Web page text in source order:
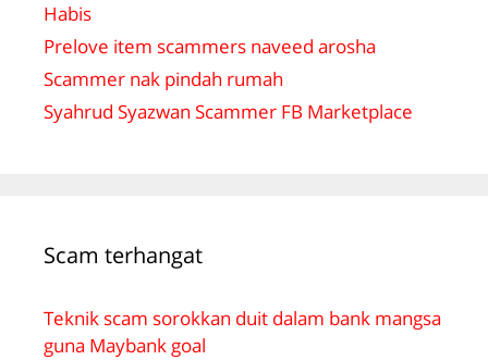
Habis
Prelove item scammers naveed arosha
Scammer nak pindah rumah
Syahrud Syazwan Scammer FB Marketplace
Scam terhangat
Teknik scam sorokkan duit dalam bank mangsa
guna Maybank goal